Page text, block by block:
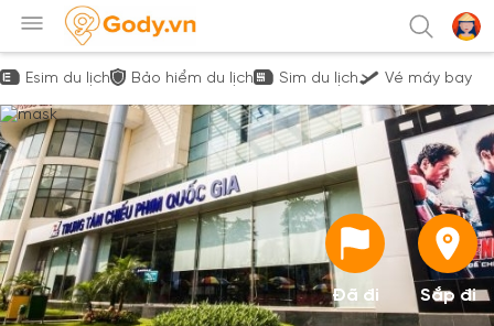
Esim du lịch Bảo hiểm du lịch Sim du lịch Vé máy bay
Đã đi Sắp đi